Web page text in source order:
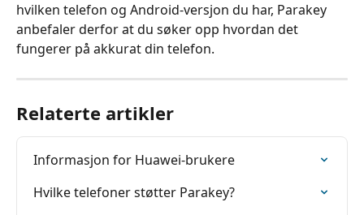
hvilken telefon og Android-versjon du har, Parakey
anbefaler derfor at du søker opp hvordan det
fungerer på akkurat din telefon.
Relaterte artikler
Informasjon for Huawei-brukere
Hvilke telefoner støtter Parakey?